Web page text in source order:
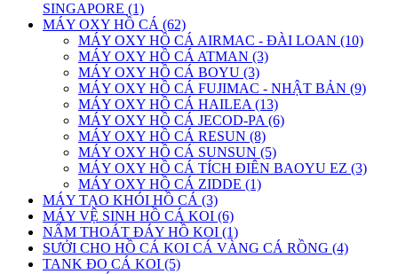
SINGAPORE (1)
MÁY OXY HỒ CÁ (62)
MÁY OXY HỒ CÁ AIRMAC - ĐÀI LOAN (10)
MÁY OXY HỒ CÁ ATMAN (3)
MÁY OXY HỒ CÁ BOYU (3)
MÁY OXY HỒ CÁ FUJIMAC - NHẬT BẢN (9)
MÁY OXY HỒ CÁ HAILEA (13)
MÁY OXY HỒ CÁ JECOD-PA (6)
MÁY OXY HỒ CÁ RESUN (8)
MÁY OXY HỒ CÁ SUNSUN (5)
MÁY OXY HỒ CÁ TÍCH ĐIÊN BAOYU EZ (3)
MÁY OXY HỒ CÁ ZIDDE (1)
MÁY TẠO KHÓI HỒ CÁ (3)
MÁY VỆ SINH HỒ CÁ KOI (6)
NẤM THOÁT ĐÁY HỒ KOI (1)
SƯỞI CHO HỒ CÁ KOI CÁ VÀNG CÁ RỒNG (4)
TANK ĐO CÁ KOI (5)